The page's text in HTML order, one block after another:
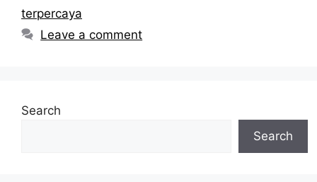
terpercaya
Leave a comment
Search
Search